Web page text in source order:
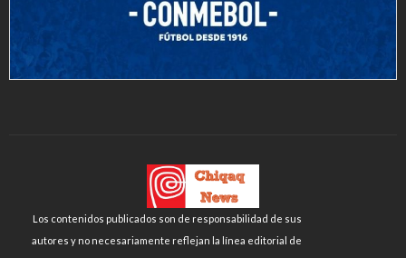
Los contenidos publicados son de responsabilidad de sus
autores y no necesariamente reflejan la línea editorial de